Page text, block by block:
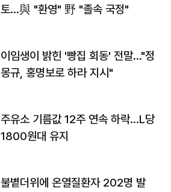
토…與 "환영" 野 "졸속 국정"
이임생이 밝힌 '빵집 회동' 전말…"정
몽규, 홍명보로 하라 지시"
주유소 기름값 12주 연속 하락…L당
1800원대 유지
불볕더위에 온열질환자 202명 발